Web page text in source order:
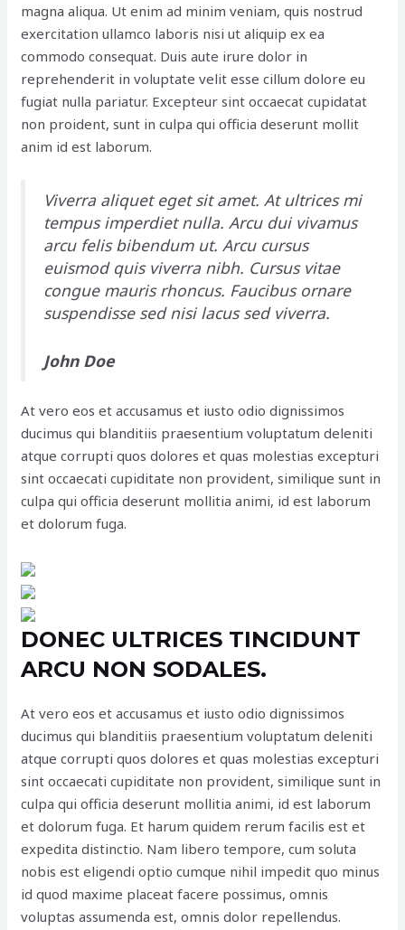
magna aliqua. Ut enim ad minim veniam, quis nostrud
exercitation ullamco laboris nisi ut aliquip ex ea
commodo consequat. Duis aute irure dolor in
reprehenderit in voluptate velit esse cillum dolore eu
fugiat nulla pariatur. Excepteur sint occaecat cupidatat
non proident, sunt in culpa qui officia deserunt mollit
anim id est laborum.
Viverra aliquet eget sit amet. At ultrices mi
tempus imperdiet nulla. Arcu dui vivamus
arcu felis bibendum ut. Arcu cursus
euismod quis viverra nibh. Cursus vitae
congue mauris rhoncus. Faucibus ornare
suspendisse sed nisi lacus sed viverra.
John Doe
At vero eos et accusamus et iusto odio dignissimos
ducimus qui blanditiis praesentium voluptatum deleniti
atque corrupti quos dolores et quas molestias excepturi
sint occaecati cupiditate non provident, similique sunt in
culpa qui officia deserunt mollitia animi, id est laborum
et dolorum fuga.
DONEC ULTRICES TINCIDUNT
ARCU NON SODALES.
At vero eos et accusamus et iusto odio dignissimos
ducimus qui blanditiis praesentium voluptatum deleniti
atque corrupti quos dolores et quas molestias excepturi
sint occaecati cupiditate non provident, similique sunt in
culpa qui officia deserunt mollitia animi, id est laborum
et dolorum fuga. Et harum quidem rerum facilis est et
expedita distinctio. Nam libero tempore, cum soluta
nobis est eligendi optio cumque nihil impedit quo minus
id quod maxime placeat facere possimus, omnis
voluptas assumenda est, omnis dolor repellendus.